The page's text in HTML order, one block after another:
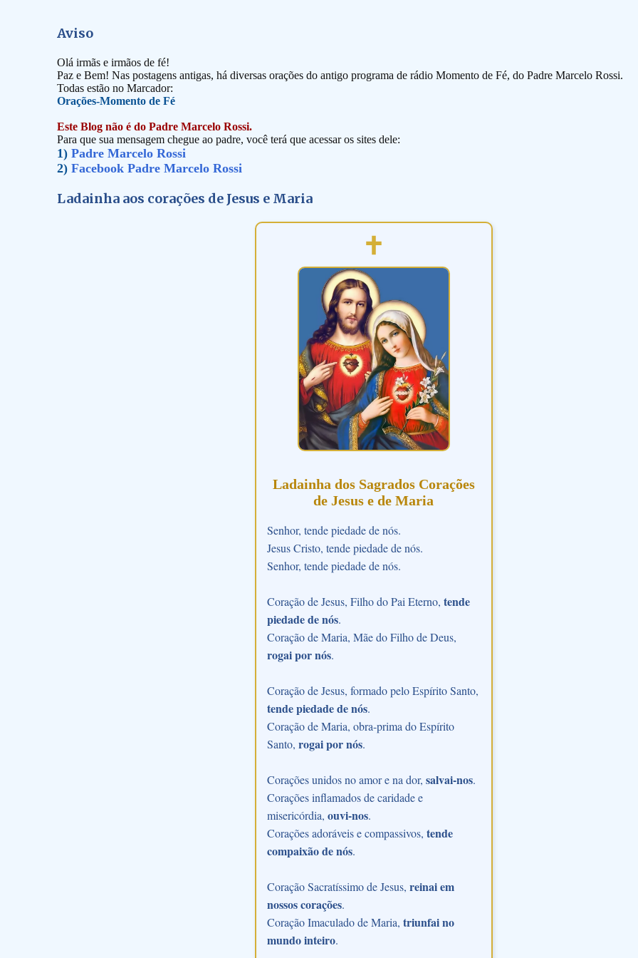
Aviso
Olá irmãs e irmãos de fé!
Paz e Bem! Nas postagens antigas, há diversas orações do antigo programa de rádio Momento de Fé, do Padre Marcelo Rossi.
Todas estão no Marcador:
Orações-Momento de Fé
Este Blog não é do Padre Marcelo Rossi.
Para que sua mensagem chegue ao padre, você terá que acessar os sites dele:
1) Padre Marcelo Rossi
2) Facebook Padre Marcelo Rossi
Ladainha aos corações de Jesus e Maria
Ladainha dos Sagrados Corações
de Jesus e de Maria
Senhor, tende piedade de nós.
Jesus Cristo, tende piedade de nós.
Senhor, tende piedade de nós.
Coração de Jesus, Filho do Pai Eterno, tende
piedade de nós.
Coração de Maria, Mãe do Filho de Deus,
rogai por nós.
Coração de Jesus, formado pelo Espírito Santo,
tende piedade de nós.
Coração de Maria, obra-prima do Espírito
Santo, rogai por nós.
Corações unidos no amor e na dor, salvai-nos.
Corações inflamados de caridade e
misericórdia, ouvi-nos.
Corações adoráveis e compassivos, tende
compaixão de nós.
Coração Sacratíssimo de Jesus, reinai em
nossos corações.
Coração Imaculado de Maria, triunfai no
mundo inteiro.